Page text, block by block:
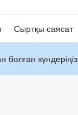
Сыртқы саясат
болған күндеріңіз